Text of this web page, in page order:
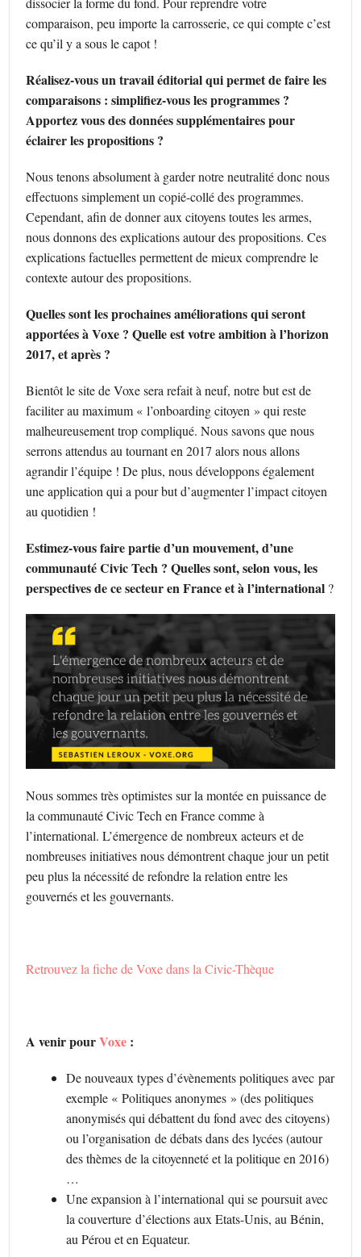
comparaison, peu importe la carrosserie, ce qui compte c’est
ce qu’il y a sous le capot !
Réalisez-vous un travail éditorial qui permet de faire les
comparaisons : simplifiez-vous les programmes ?
Apportez vous des données supplémentaires pour
éclairer les propositions ?
Nous tenons absolument à garder notre neutralité donc nous
effectuons simplement un copié-collé des programmes.
Cependant, afin de donner aux citoyens toutes les armes,
nous donnons des explications autour des propositions. Ces
explications factuelles permettent de mieux comprendre le
contexte autour des propositions.
Quelles sont les prochaines améliorations qui seront
apportées à Voxe ? Quelle est votre ambition à l’horizon
2017, et après ?
Bientôt le site de Voxe sera refait à neuf, notre but est de
faciliter au maximum « l’onboarding citoyen » qui reste
malheureusement trop compliqué. Nous savons que nous
serrons attendus au tournant en 2017 alors nous allons
agrandir l’équipe ! De plus, nous développons également
une application qui a pour but d’augmenter l’impact citoyen
au quotidien !
Estimez-vous faire partie d’un mouvement, d’une
communauté Civic Tech ? Quelles sont, selon vous, les
perspectives de ce secteur en France et à l’international ?
Nous sommes très optimistes sur la montée en puissance de
la communauté Civic Tech en France comme à
l’international. L’émergence de nombreux acteurs et de
nombreuses initiatives nous démontrent chaque jour un petit
peu plus la nécessité de refondre la relation entre les
gouvernés et les gouvernants.
Retrouvez la fiche de Voxe dans la Civic-Thèque
A venir pourVoxe :
De nouveaux types d’évènements politiques avec par
exemple « Politiques anonymes » (des politiques
anonymisés qui débattent du fond avec des citoyens)
ou l’organisation de débats dans des lycées (autour
des thèmes de la citoyenneté et la politique en 2016)
…
Une expansion à l’international qui se poursuit avec
la couverture d’élections aux Etats-Unis, au Bénin,
au Pérou et en Equateur.